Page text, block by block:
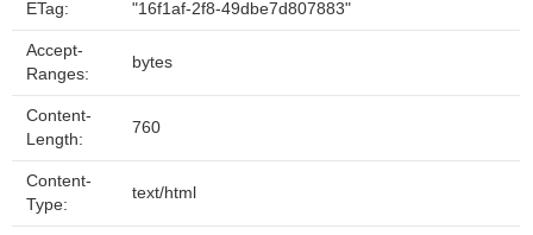
ETag: "16f1af-2f8-49dbe7d807883"
Accept-
Ranges:
bytes
Content-
Length:
760
Content-
Type:
text/html